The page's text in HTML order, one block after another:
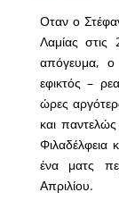
Οταν ο
Λαμίας στις
απόγευμα,
εφικτός –
ώρες
και
Φιλαδέλφεια
ένα ματς
Απριλίου.